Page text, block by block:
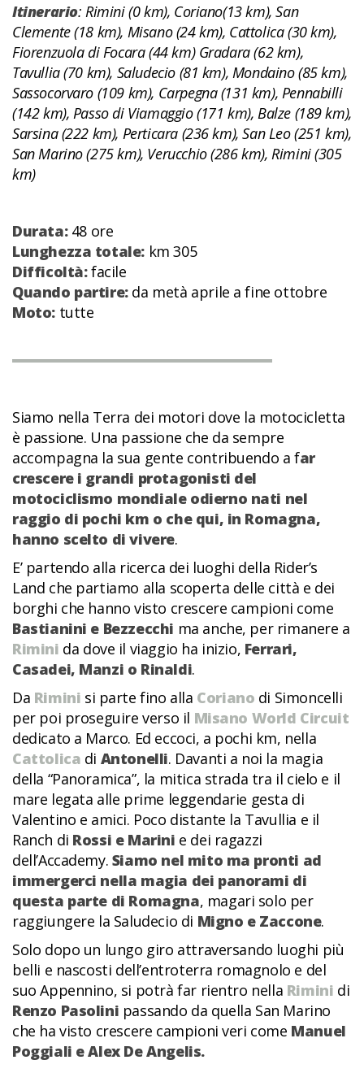
Itinerario: Rimini (0 km), Coriano(13 km), San
Clemente (18 km), Misano (24 km), Cattolica (30 km),
Fiorenzuola di Focara (44 km) Gradara (62 km),
Tavullia (70 km), Saludecio (81 km), Mondaino (85 km),
Sassocorvaro (109 km), Carpegna (131 km), Pennabilli
(142 km), Passo di Viamaggio (171 km), Balze (189 km),
Sarsina (222 km), Perticara (236 km), San Leo (251 km),
San Marino (275 km), Verucchio (286 km), Rimini (305
km)
Durata:48 ore
Lunghezza totale: km 305
Difficoltà:facile
Quando partire: da metà aprile a fine ottobre
Moto: tutte
Siamo nella Terra dei motori dove la motocicletta
è passione. Una passione che da sempre
accompagna la sua gente contribuendo a far
crescere i grandi protagonisti del
motociclismo mondiale odierno nati nel
raggio di pochi km o che qui, in Romagna,
hanno scelto di vivere.
E’ partendo alla ricerca dei luoghi della Rider’s
Land che partiamo alla scoperta delle città e dei
borghi che hanno visto crescere campioni come
Bastianini e Bezzecchi ma anche, per rimanere a
Rimini da dove il viaggio ha inizio, Ferrari,
Casadei, Manzi o Rinaldi.
Da Rimini si parte fino alla Coriano di Simoncelli
per poi proseguire verso il Misano World Circuit
dedicato a Marco. Ed eccoci, a pochi km, nella
Cattolica di Antonelli. Davanti a noi la magia
della “Panoramica”, la mitica strada tra il cielo e il
mare legata alle prime leggendarie gesta di
Valentino e amici. Poco distante la Tavullia e il
Ranch di Rossi e Marini e dei ragazzi
dell’Accademy. Siamo nel mito ma pronti ad
immergerci nella magia dei panorami di
questa parte di Romagna, magari solo per
raggiungere la Saludecio di Migno e Zaccone.
Solo dopo un lungo giro attraversando luoghi più
belli e nascosti dell’entroterra romagnolo e del
suo Appennino, si potrà far rientro nella Rimini di
Renzo Pasolini passando da quella San Marino
che ha visto crescere campioni veri come Manuel
Poggiali e Alex De Angelis.